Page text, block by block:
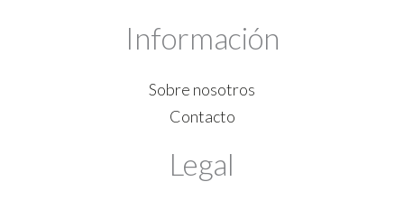
Información
Sobre nosotros
Contacto
Legal